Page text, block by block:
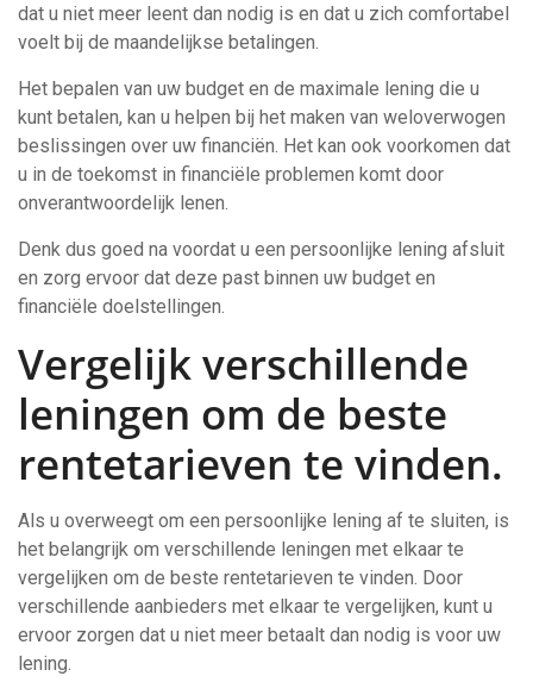
dat u niet meer leent dan nodig is en dat u zich comfortabel
voelt bij de maandelijkse betalingen.
Het bepalen van uw budget en de maximale lening die u
kunt betalen, kan u helpen bij het maken van weloverwogen
beslissingen over uw financiën. Het kan ook voorkomen dat
u in de toekomst in financiële problemen komt door
onverantwoordelijk lenen.
Denk dus goed na voordat u een persoonlijke lening afsluit
en zorg ervoor dat deze past binnen uw budget en
financiële doelstellingen.
Vergelijk verschillende
leningen om de beste
rentetarieven te vinden.
Als u overweegt om een persoonlijke lening af te sluiten, is
het belangrijk om verschillende leningen met elkaar te
vergelijken om de beste rentetarieven te vinden. Door
verschillende aanbieders met elkaar te vergelijken, kunt u
ervoor zorgen dat u niet meer betaalt dan nodig is voor uw
lening.